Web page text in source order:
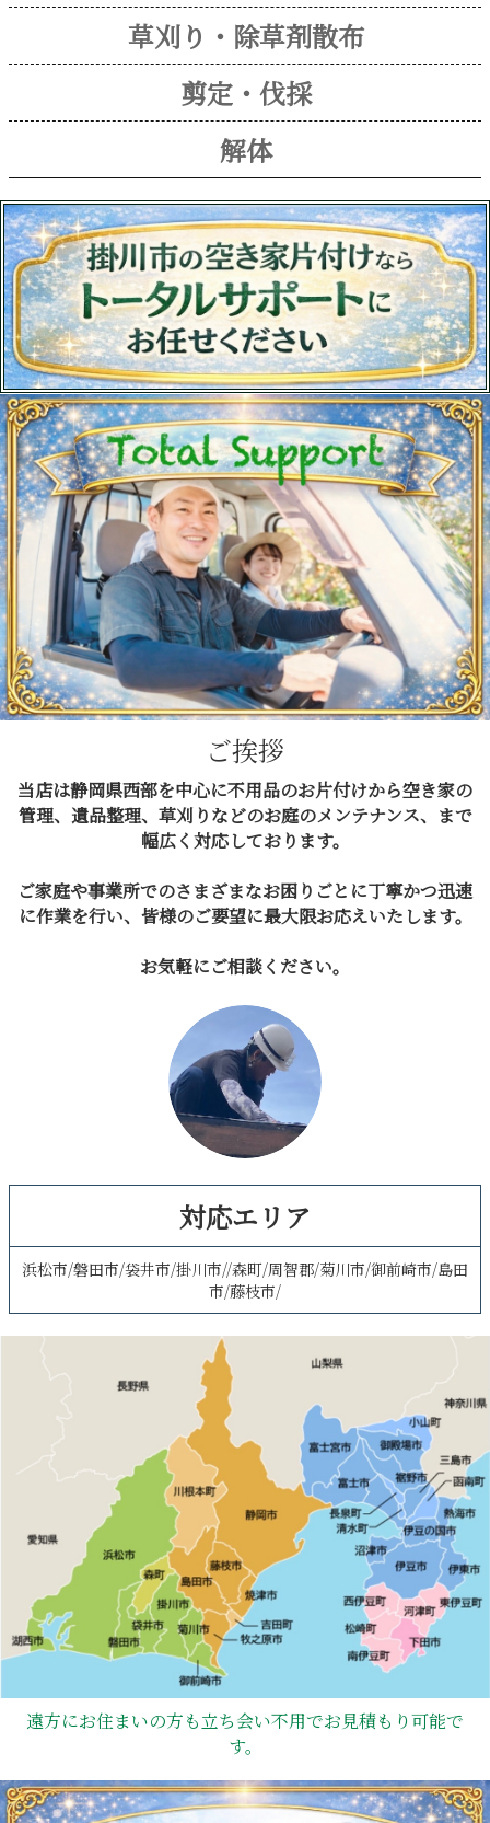
草刈り・除草剤散布
剪定・伐採
解体
ご挨拶
当店は静岡県西部を中心に不用品のお片付けから空き家の
管理、遺品整理、草刈りなどのお庭のメンテナンス、まで
幅広く対応しております。
ご家庭や事業所でのさまざまなお困りごとに丁寧かつ迅速
に作業を行い、皆様のご要望に最大限お応えいたします。
お気軽にご相談ください。
対応エリア
浜松市/磐田市/袋井市/掛川市//森町/周智郡/菊川市/御前崎市/島田
市/藤枝市/
遠方にお住まいの方も立ち会い不用でお見積もり可能で
す。